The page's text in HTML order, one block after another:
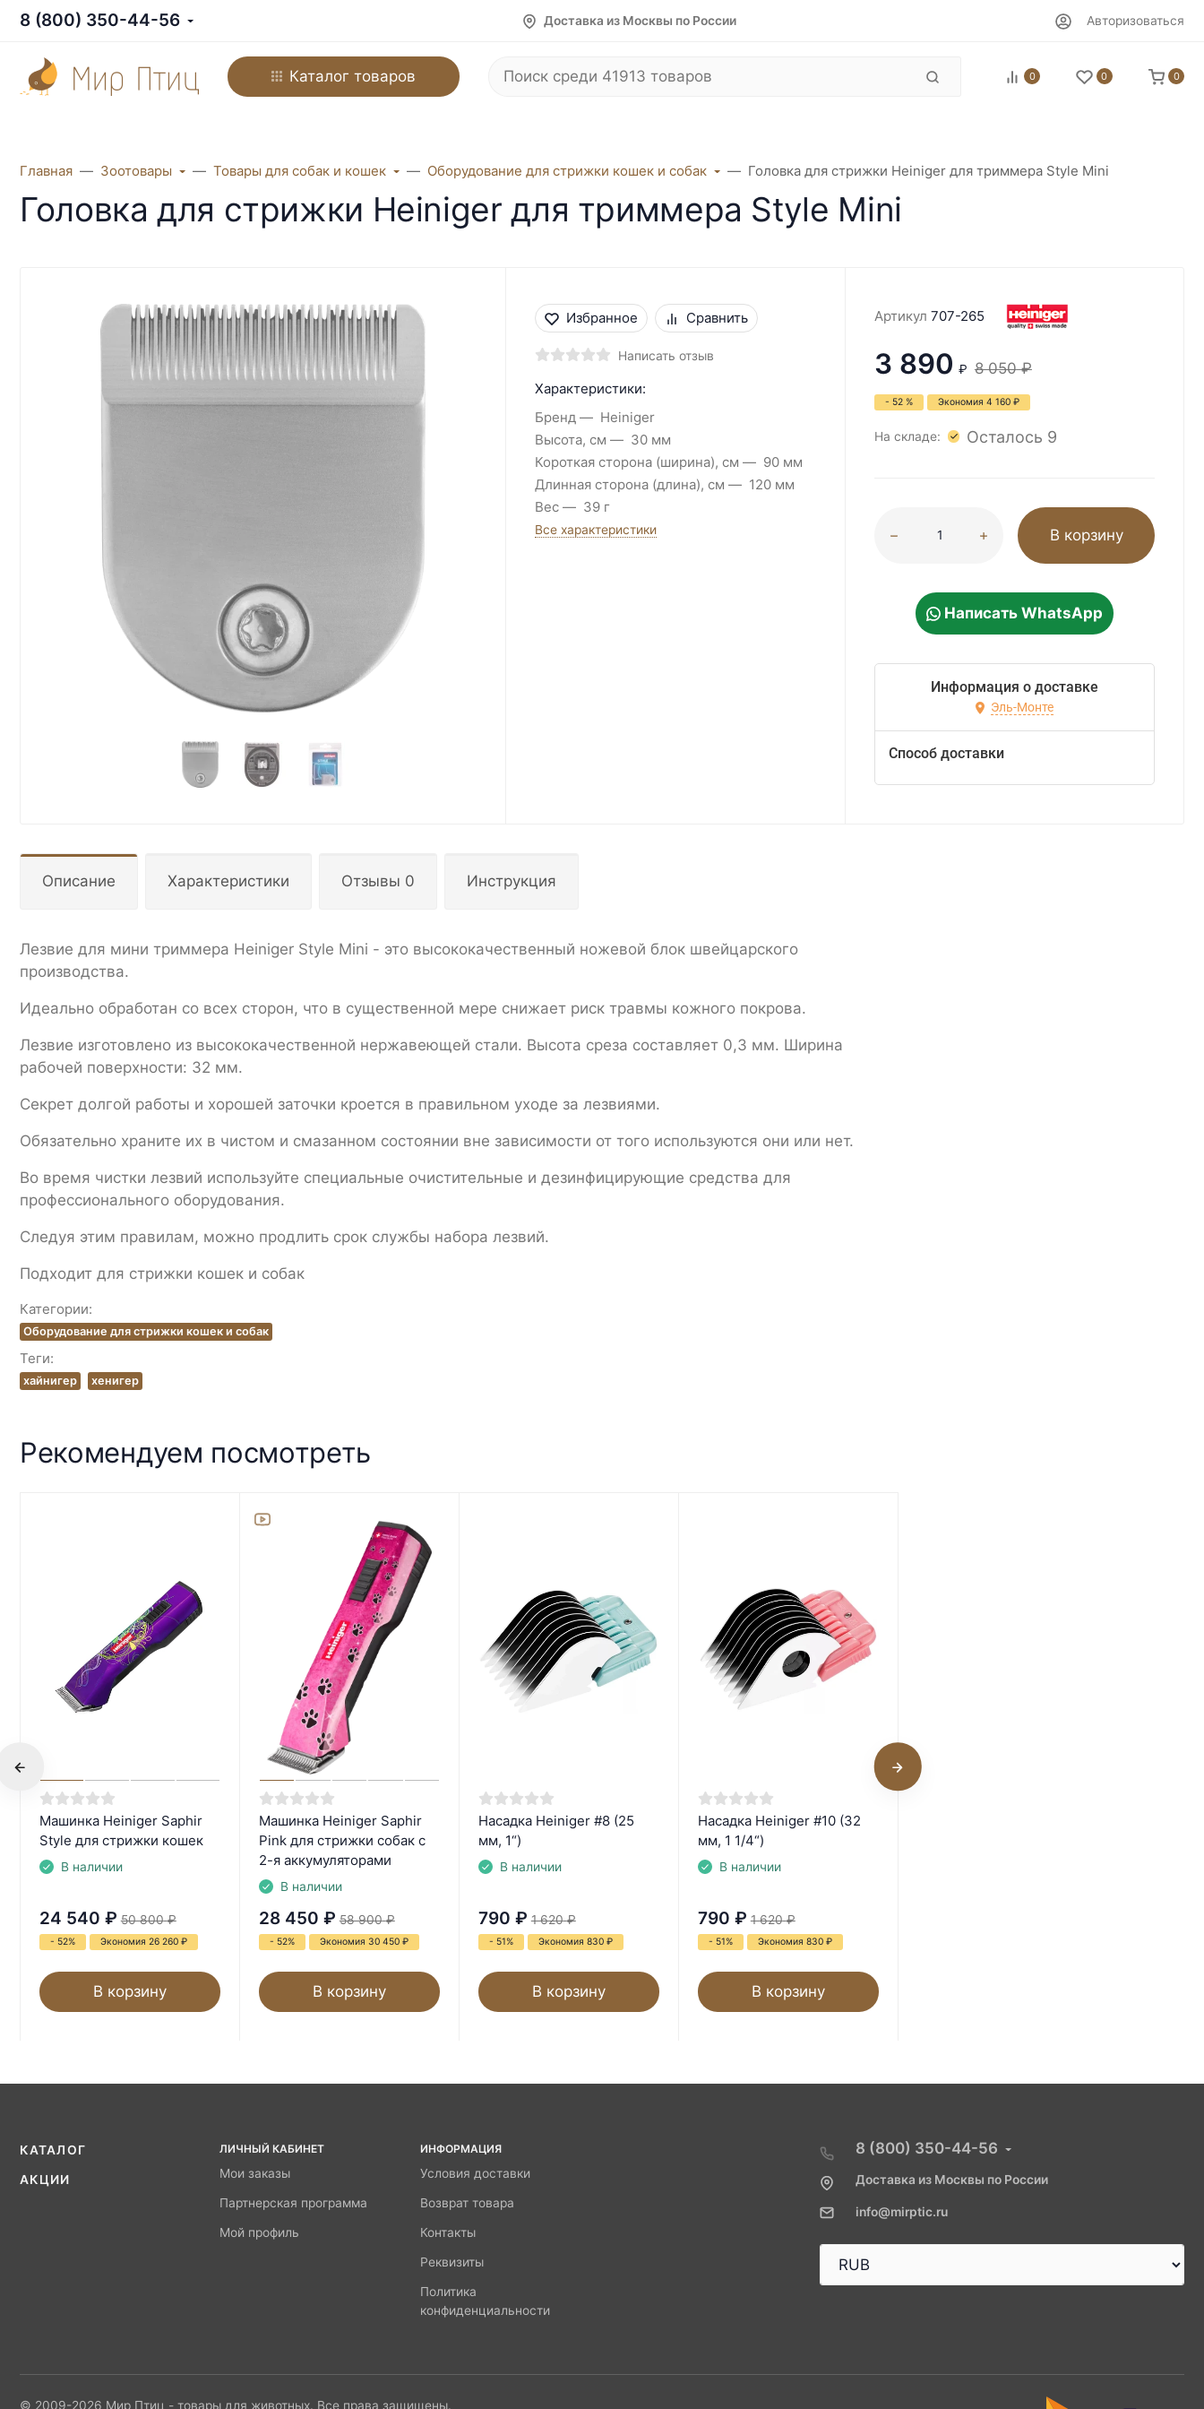
8 (800) 350-44-56 Доставка из Москвы по России Авторизоваться
Каталог товаров 0 0 0
Главная Зоотовары Товары для собак и кошек Оборудование для стрижки кошек и собак Головка для стрижки Heiniger для триммера Style Mini
Головка для стрижки Heiniger для триммера Style Mini
Избранное Сравнить
Написать отзыв
Характеристики:
Бренд
Heiniger
Высота, см
30 мм
Короткая сторона (ширина), см
90 мм
Длинная сторона (длина), см
120 мм
Вес
39 г
Все характеристики
Артикул 707-265
3 890 ₽ 8 050 ₽
- 52 % Экономия 4 160 ₽
На складе: Осталось 9
В корзину
Написать WhatsApp
Информация о доставке
Эль-Монте
Способ доставки
Описание Характеристики Отзывы 0 Инструкция
Лезвие для мини триммера Heiniger Style Mini - это высококачественный ножевой блок швейцарского
производства.
Идеально обработан со всех сторон, что в существенной мере снижает риск травмы кожного покрова.
Лезвие изготовлено из высококачественной нержавеющей стали. Высота среза составляет 0,3 мм. Ширина
рабочей поверхности: 32 мм.
Секрет долгой работы и хорошей заточки кроется в правильном уходе за лезвиями.
Обязательно храните их в чистом и смазанном состоянии вне зависимости от того используются они или нет.
Во время чистки лезвий используйте специальные очистительные и дезинфицирующие средства для
профессионального оборудования.
Следуя этим правилам, можно продлить срок службы набора лезвий.
Подходит для стрижки кошек и собак
Категории:
Оборудование для стрижки кошек и собак
Теги:
хайнигер хенигер
Рекомендуем посмотреть
Машинка Heiniger Saphir
Style для стрижки кошек
В наличии
24 540 ₽ 50 800 ₽
- 52% Экономия 26 260 ₽
В корзину
Машинка Heiniger Saphir
Pink для стрижки собак с
2-я аккумуляторами
В наличии
28 450 ₽ 58 900 ₽
- 52% Экономия 30 450 ₽
В корзину
Насадка Heiniger #8 (25
мм, 1“)
В наличии
790 ₽ 1 620 ₽
- 51% Экономия 830 ₽
В корзину
Насадка Heiniger #10 (32
мм, 1 1/4“)
В наличии
790 ₽ 1 620 ₽
- 51% Экономия 830 ₽
В корзину
КАТАЛОГ
АКЦИИ
ЛИЧНЫЙ КАБИНЕТ
Мои заказы
Партнерская программа
Мой профиль
ИНФОРМАЦИЯ
Условия доставки
Возврат товара
Контакты
Реквизиты
Политика
конфиденциальности
8 (800) 350-44-56
Доставка из Москвы по России
info@mirptic.ru
© 2009-2026 Мир Птиц - товары для животных. Все права защищены.